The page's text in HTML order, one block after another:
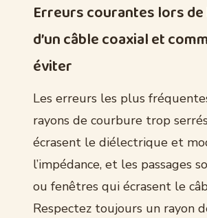
Erreurs courantes lors de
d’un câble coaxial et
éviter
Les erreurs les plus
rayons de courbure trop
écrasent le diélectrique et
l’impédance, et les passages
ou fenêtres qui écrasent le
Respectez toujours un rayon